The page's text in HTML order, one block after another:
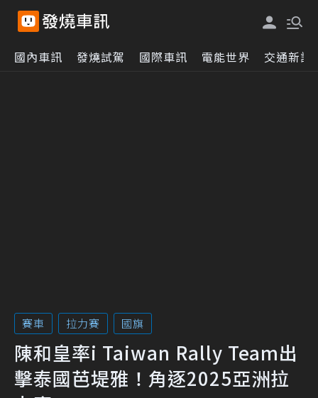
國內車訊 發燒試駕 國際車訊 電能世界 交通新訊
賽車 拉力賽 國旗
陳和皇率i Taiwan Rally Team出
擊泰國芭堤雅！角逐2025亞洲拉